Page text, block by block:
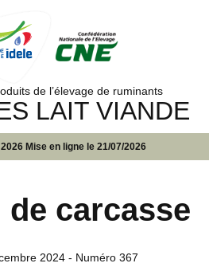
de l’élevage de ruminants
LAIT VIANDE
Mise en ligne le 21/07/2026
de carcasse
2024 - Numéro 367